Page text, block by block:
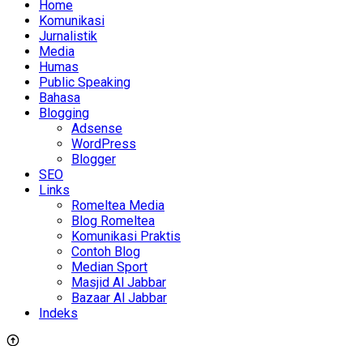
Home
Komunikasi
Jurnalistik
Media
Humas
Public Speaking
Bahasa
Blogging
Adsense
WordPress
Blogger
SEO
Links
Romeltea Media
Blog Romeltea
Komunikasi Praktis
Contoh Blog
Median Sport
Masjid Al Jabbar
Bazaar Al Jabbar
Indeks